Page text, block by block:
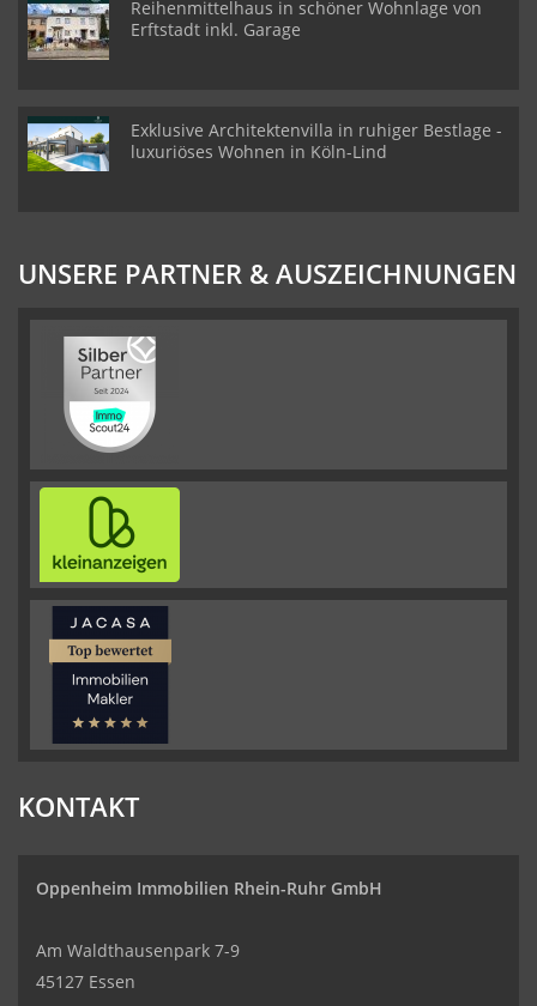
Reihenmittelhaus in schöner Wohnlage von
Erftstadt inkl. Garage
Exklusive Architektenvilla in ruhiger Bestlage -
luxuriöses Wohnen in Köln-Lind
UNSERE PARTNER & AUSZEICHNUNGEN
KONTAKT
Oppenheim Immobilien Rhein-Ruhr GmbH
Am Waldthausenpark 7-9
45127 Essen